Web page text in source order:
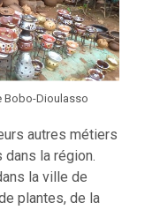
Bobo-Dioulasso
autres métiers
dans la région.
la ville de
plantes, de la